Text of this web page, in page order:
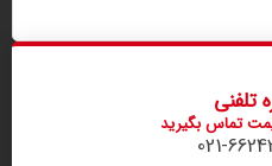
تلفنی
تماس بگیرید
021-